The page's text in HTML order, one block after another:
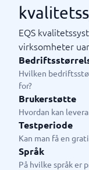
EQS
virksomheter
Hvilken
for?
Brukerstøtte
Hvordan kan
Testperiode
Kan man få en
Språk
På hvilke språk er